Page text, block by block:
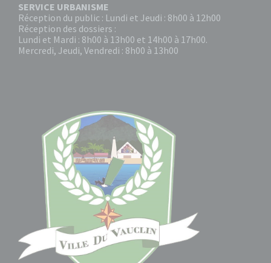
SERVICE URBANISME
Réception du public : Lundi et Jeudi : 8h00 à 12h00
Réception des dossiers :
Lundi et Mardi : 8h00 à 13h00 et 14h00 à 17h00.
Mercredi, Jeudi, Vendredi : 8h00 à 13h00